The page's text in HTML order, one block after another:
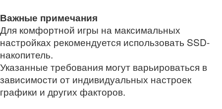
Важные примечания
Для комфортной игры на максимальных
настройках рекомендуется использовать SSD-
накопитель.
Указанные требования могут варьироваться в
зависимости от индивидуальных настроек
графики и других факторов.